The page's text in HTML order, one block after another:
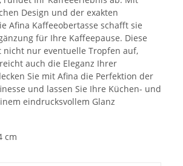
Design und der exakten
Afina Kaffeeobertasse schafft sie
für Ihre Kaffeepause. Diese
nicht nur eventuelle Tropfen auf,
auch die Eleganz Ihrer
Sie mit Afina die Perfektion der
und lassen Sie Ihre Küchen- und
eindrucksvollem Glanz
cm